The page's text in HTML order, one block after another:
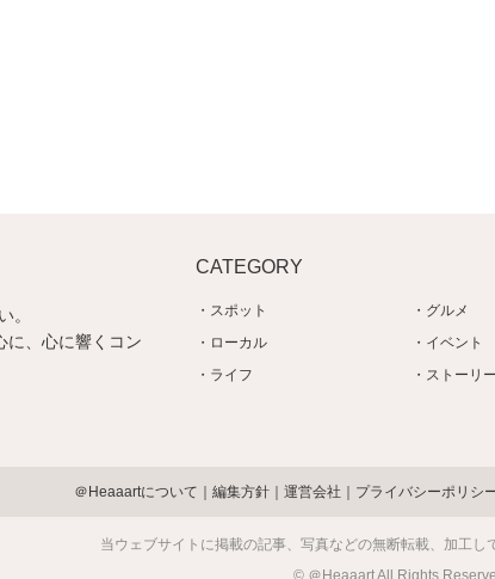
。
に、心に響くコン
CATEGORY
スポット
ローカル
ライフ
グルメ
イベント
ストーリー
＠Heaaartについて 編集方針 運営会社 プライバシーポリシ
当ウェブサイトに掲載の記事、写真などの無断転載、加工し
© ＠Heaaart All Rights